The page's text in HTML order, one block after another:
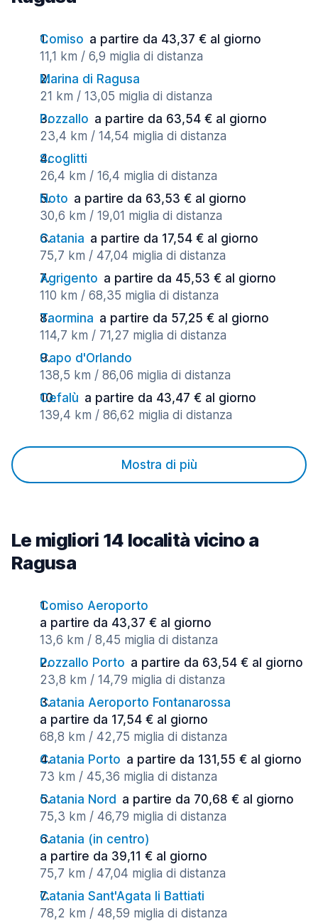
Comiso a partire da 43,37 € al giorno
11,1 km / 6,9 miglia di distanza
Marina di Ragusa
21 km / 13,05 miglia di distanza
Pozzallo a partire da 63,54 € al giorno
23,4 km / 14,54 miglia di distanza
Scoglitti
26,4 km / 16,4 miglia di distanza
Noto a partire da 63,53 € al giorno
30,6 km / 19,01 miglia di distanza
Catania a partire da 17,54 € al giorno
75,7 km / 47,04 miglia di distanza
Agrigento a partire da 45,53 € al giorno
110 km / 68,35 miglia di distanza
Taormina a partire da 57,25 € al giorno
114,7 km / 71,27 miglia di distanza
Capo d'Orlando
138,5 km / 86,06 miglia di distanza
Cefalù a partire da 43,47 € al giorno
139,4 km / 86,62 miglia di distanza
Mostra di più
Le migliori 14 località vicino a
Ragusa
Comiso Aeroporto
a partire da 43,37 € al giorno
13,6 km / 8,45 miglia di distanza
Pozzallo Porto a partire da 63,54 € al giorno
23,8 km / 14,79 miglia di distanza
Catania Aeroporto Fontanarossa
a partire da 17,54 € al giorno
68,8 km / 42,75 miglia di distanza
Catania Porto a partire da 131,55 € al giorno
73 km / 45,36 miglia di distanza
Catania Nord a partire da 70,68 € al giorno
75,3 km / 46,79 miglia di distanza
Catania (in centro)
a partire da 39,11 € al giorno
75,7 km / 47,04 miglia di distanza
Catania Sant'Agata li Battiati
78,2 km / 48,59 miglia di distanza